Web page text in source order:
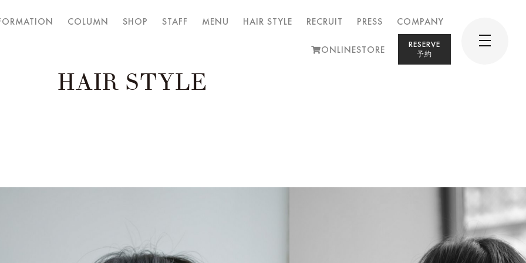
COLUMN SHOP STAFF MENU HAIR STYLE RECRUIT PRESS COMPANY
ONLINESTORE
RESERVE
予約
HAIR STYLE